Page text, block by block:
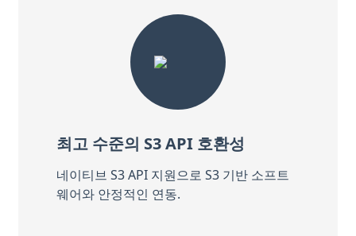
최고 수준의 S3 API 호환성
네이티브 S3 API 지원으로 S3 기반 소프트
웨어와 안정적인 연동.